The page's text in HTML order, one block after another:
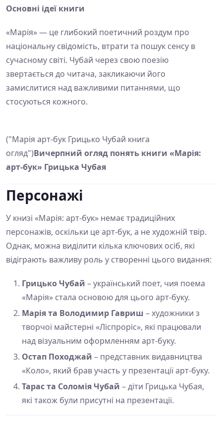
Основні ідеї книги
«Марія» — це глибокий поетичний роздум про
національну свідомість, втрати та пошук сенсу в
сучасному світі. Чубай через свою поезію
звертається до читача, закликаючи його
замислитися над важливими питаннями, що
стосуються кожного.
("Марія арт-бук Грицько Чубай книга
огляд")Вичерпний огляд понять книги «Марія:
арт-бук» Грицька Чубая
Персонажі
У книзі «Марія: арт-бук» немає традиційних
персонажів, оскільки це арт-бук, а не художній твір.
Однак, можна виділити кілька ключових осіб, які
відіграють важливу роль у створенні цього видання:
Грицько Чубай – український поет, чия поема
«Марія» стала основою для цього арт-буку.
Марія та Володимир Гавриш – художники з
творчої майстерні «Ліспроріс», які працювали
над візуальним оформленням арт-буку.
Остап Походжай – представник видавництва
«Коло», який брав участь у презентації арт-буку.
Тарас та Соломія Чубай – діти Грицька Чубая,
які також були присутні на презентації.